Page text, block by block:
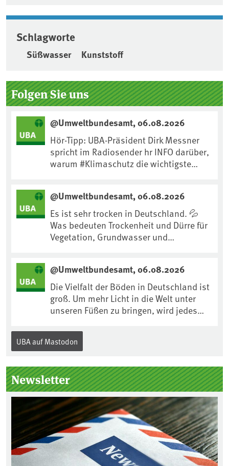
Schlagworte
Süßwasser Kunststoff
Seitenleiste
Folgen Sie uns
@Umweltbundesamt, 06.08.2026
Hör-Tipp: UBA-Präsident Dirk Messner
spricht im Radiosender hr INFO darüber,
warum #Klimaschutz die wichtigste
https://www.ardsounds.de/episode/urn
:ard:episode:0e7cf1c4b819c26d/
@Umweltbundesamt, 06.08.2026
Es ist sehr trocken in Deutschland. 💦
Was bedeuten Trockenheit und Dürre für
Vegetation, Grundwasser und
anpassen?🤔Antworten auf diese und
weitere Fragen auf unserer Webseite:
www.uba.de/trockenheit #Trockenheit
#Klimawandel
@Umweltbundesamt, 06.08.2026
Die Vielfalt der Böden in Deutschland ist
groß. Um mehr Licht in die Welt unter
unseren Füßen zu bringen, wird jedes
Internationalen Tag des Bodens, der
„Boden des Jahres“ vorgestellt. Das UBA
Kuratorium, wie wird der Boden des
Jahres ausgewählt und was passiert
eigentlich während eines solchen
Bodenjahres? Infos dazu gibt es im
aktuellen Podcast „Soilcast“. Jetzt
reinhören:
https://soilcast.de/interview/sc202-
interview-die-kuer-der-krume/
UBA auf Mastodon
Newsletter